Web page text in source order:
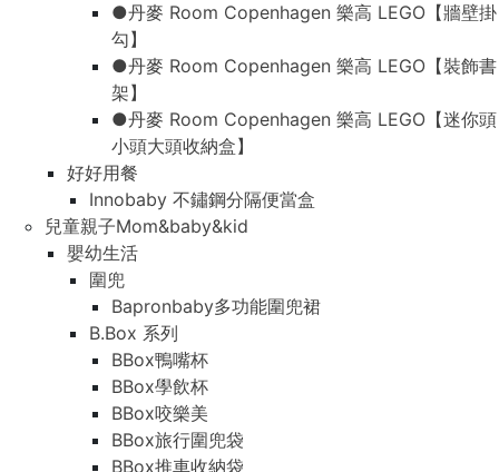
●丹麥 Room Copenhagen 樂高 LEGO【牆壁掛
勾】
●丹麥 Room Copenhagen 樂高 LEGO【裝飾書
架】
●丹麥 Room Copenhagen 樂高 LEGO【迷你頭
小頭大頭收納盒】
好好用餐
Innobaby 不鏽鋼分隔便當盒
兒童親子Mom&baby&kid
嬰幼生活
圍兜
Bapronbaby多功能圍兜裙
B.Box 系列
BBox鴨嘴杯
BBox學飲杯
BBox咬樂美
BBox旅行圍兜袋
BBox推車收納袋